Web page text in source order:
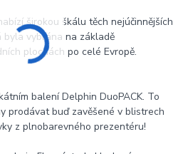
širokou škálu těch nejúčinnějších
vybrána na základě
plochách po celé Evropě.
balení Delphin DuoPACK. To
prodávat buď zavěšené v blistrech
z plnobarevného prezentéru!